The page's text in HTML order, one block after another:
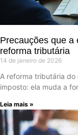
Precauções que a
reforma tributária
14 de janeiro de 2026
A reforma tributária do
imposto: ela muda a
Leia mais »